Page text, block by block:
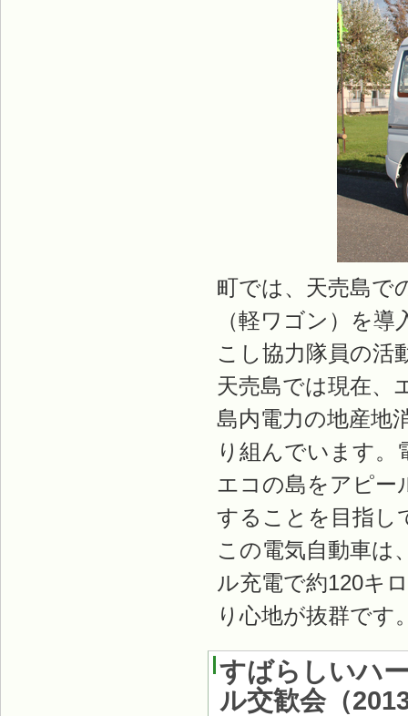
町では、天売島で
（軽ワゴン）を
こし協力隊員の活
天売島では現在、
島内電力の地産地
り組んでいます。
エコの島をアピー
することを目指し
この電気自動車は
ル充電で約120キ
り心地が抜群です
すばらしいハ
ル交歓会（